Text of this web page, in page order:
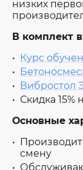
низких
В комплект
Курс
Вибростол
Скидка
Основные
смену